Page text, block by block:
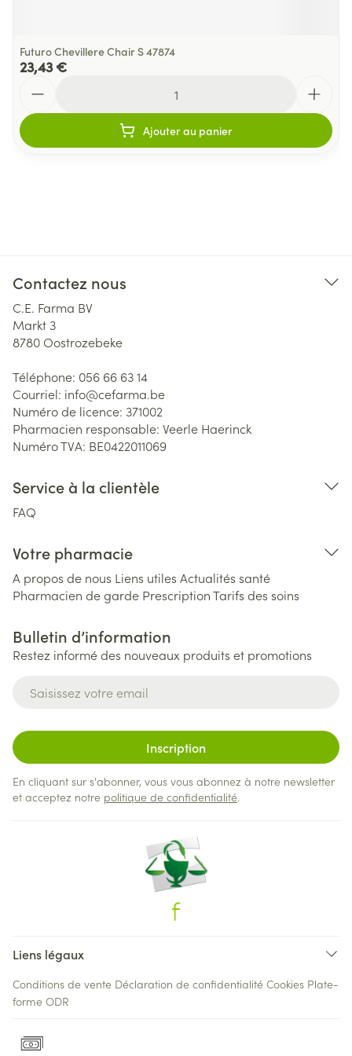
Futuro Chevillere Chair S 47874
23,43 €
Ajouter au panier
Contactez nous
C.E. Farma BV
Markt 3
8780Oostrozebeke
Téléphone: 056 66 63 14
Courriel: info@cefarma.be
Numéro de licence: 371002
Pharmacien responsable: Veerle Haerinck
Numéro TVA: BE0422011069
Service à la clientèle
FAQ
Votre pharmacie
A propos de nous Liens utiles Actualités santé
Pharmacien de garde PrescriptionTarifs des soins
Bulletin d’information
Restez informé des nouveaux produits et promotions
Inscription
En cliquant sur s'abonner, vous vous abonnez à notre newsletter
et acceptez notre politique de confidentialité.
Liens légaux
Conditions de vente Déclaration de confidentialité Cookies Plate-
forme ODR